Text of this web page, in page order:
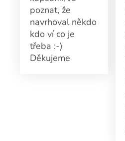
poznat, že
navrhoval někdo
kdo ví co je
třeba :-)
Děkujeme